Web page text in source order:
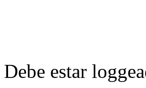
Debe estar